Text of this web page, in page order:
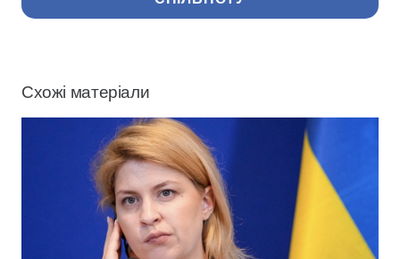
Схожі матеріали